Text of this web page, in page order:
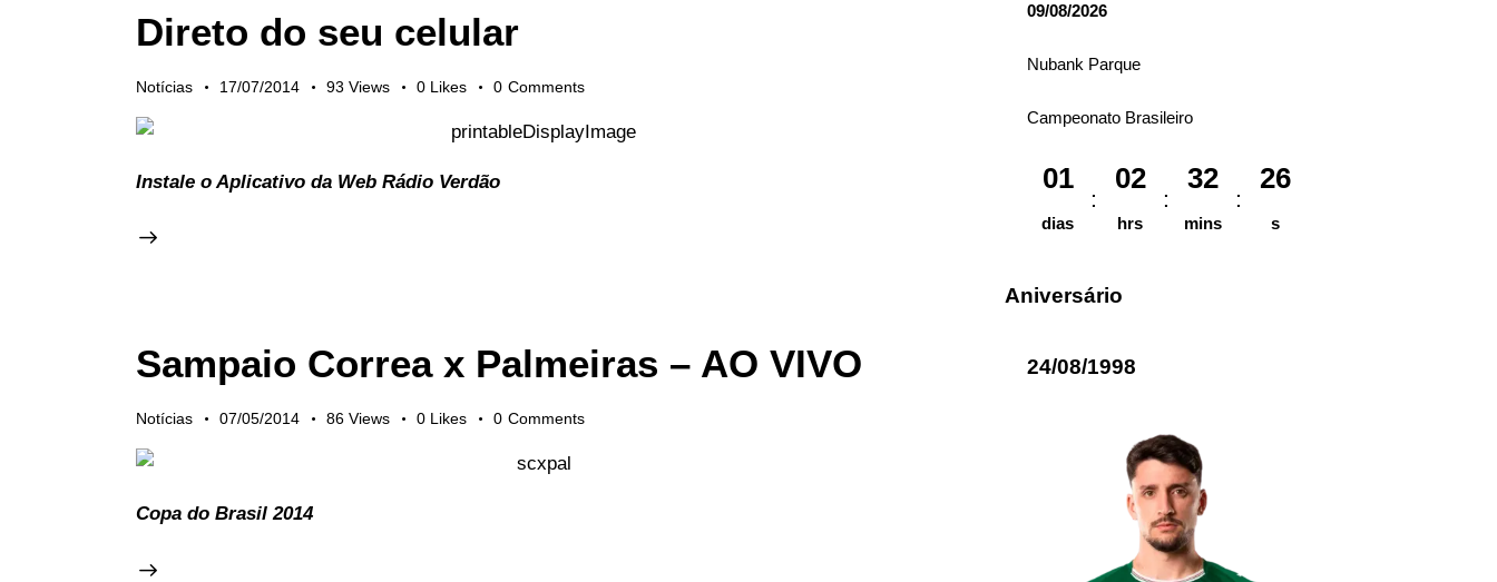
Direto do seu celular
Notícias 17/07/2014 93 Views 0 Likes 0 Comments
Instale o Aplicativo da Web Rádio Verdão
Sampaio Correa x Palmeiras – AO VIVO
Notícias 07/05/2014 86 Views 0 Likes 0 Comments
Copa do Brasil 2014
09/08/2026
Nubank Parque
Campeonato Brasileiro
01
dias
02
hrs
32
mins
26
s
Aniversário
24/08/1998